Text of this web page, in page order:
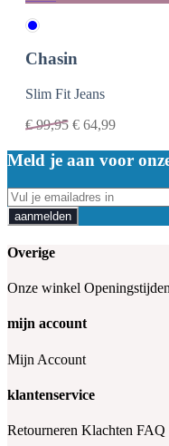
Chasin
Slim Fit Jeans
€99,95 € 64,99
Meld je aan voor
aanmelden
Overige
Onze winkel Openingstijden
mijn account
Mijn Account
klantenservice
Retourneren Klachten FAQ